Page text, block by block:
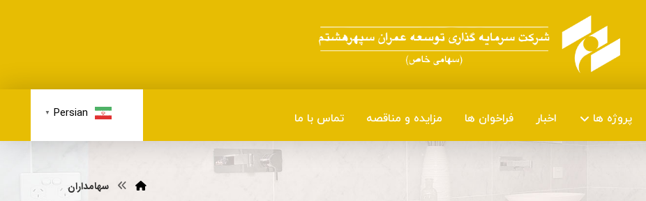
پروژه ها اخبار فراخوان ها مزایده و مناقصه تماس با ما Persian
▼
سهامداران